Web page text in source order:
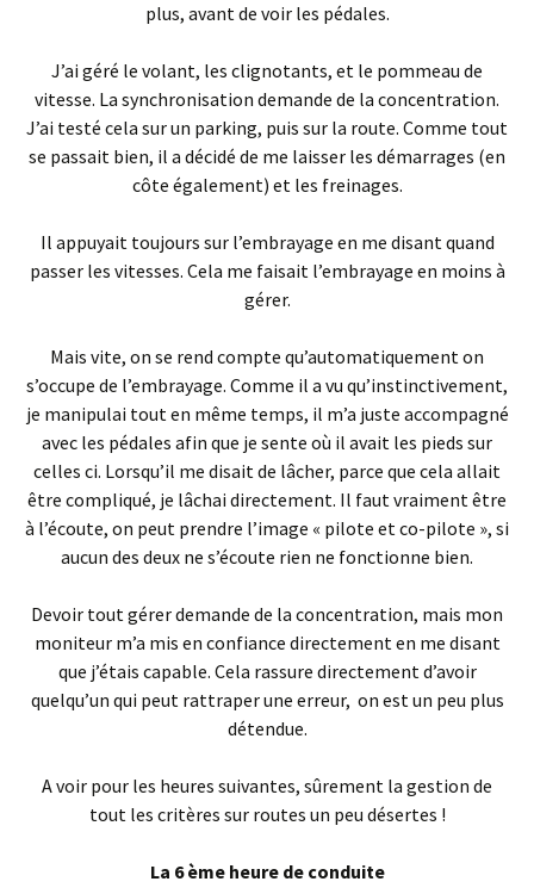
plus, avant de voir les pédales.
J’ai géré le volant, les clignotants, et le pommeau de
vitesse. La synchronisation demande de la concentration.
J’ai testé cela sur un parking, puis sur la route. Comme tout
se passait bien, il a décidé de me laisser les démarrages (en
côte également) et les freinages.
Il appuyait toujours sur l’embrayage en me disant quand
passer les vitesses. Cela me faisait l’embrayage en moins à
gérer.
Mais vite, on se rend compte qu’automatiquement on
s’occupe de l’embrayage. Comme il a vu qu’instinctivement,
je manipulai tout en même temps, il m’a juste accompagné
avec les pédales afin que je sente où il avait les pieds sur
celles ci. Lorsqu’il me disait de lâcher, parce que cela allait
être compliqué, je lâchai directement. Il faut vraiment être
à l’écoute, on peut prendre l’image « pilote et co-pilote », si
aucun des deux ne s’écoute rien ne fonctionne bien.
Devoir tout gérer demande de la concentration, mais mon
moniteur m’a mis en confiance directement en me disant
que j’étais capable. Cela rassure directement d’avoir
quelqu’un qui peut rattraper une erreur, on est un peu plus
détendue.
A voir pour les heures suivantes, sûrement la gestion de
tout les critères sur routes un peu désertes !
La 6 ème heure de conduite